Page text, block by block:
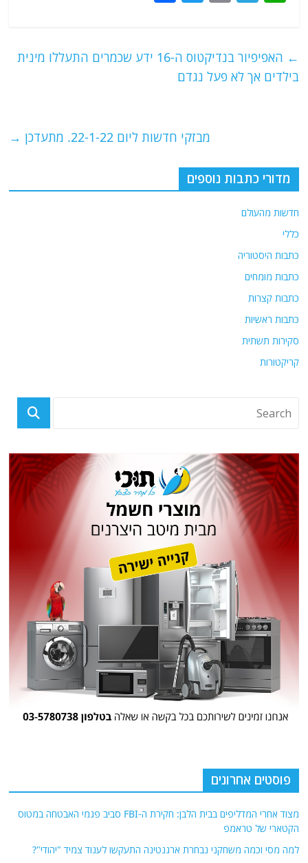
s
A
g
ra
l
er
e
k
←
האפיפיור בנדיקטוס ה-16 ידע שכמרים התעללו מינית
בילדים אך לא פעל נגדם
מבזקי חדשות ליום 22-1-22. מתעדכן →
מדורי כתבות נוספים
חדשות מהעולם
כללי
כתבות היסטוריה
כתבות מומחים
כתבות קצרות
כתבות ראשיות
סקירות תשתית
קריקטורות
פוסטים אחרונים
מצוד אחרי המדליפים בבית הלבן: חקירת ה-FBI סביב פגמי האבטחה במטוס
הקטארי של טראמפ
למה מסי וכמה משחקני נבחרת ארגנטינה התעקשו לענוד צמיד "יהודי"?